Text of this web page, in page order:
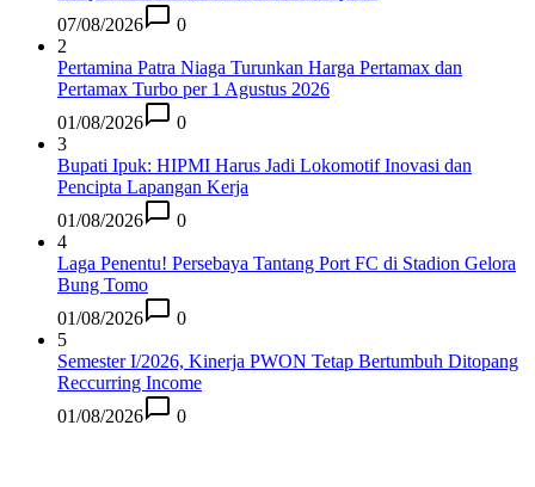
07/08/2026
0
2
Pertamina Patra Niaga Turunkan Harga Pertamax dan
Pertamax Turbo per 1 Agustus 2026
01/08/2026
0
3
Bupati Ipuk: HIPMI Harus Jadi Lokomotif Inovasi dan
Pencipta Lapangan Kerja
01/08/2026
0
4
Laga Penentu! Persebaya Tantang Port FC di Stadion Gelora
Bung Tomo
01/08/2026
0
5
Semester I/2026, Kinerja PWON Tetap Bertumbuh Ditopang
Reccurring Income
01/08/2026
0